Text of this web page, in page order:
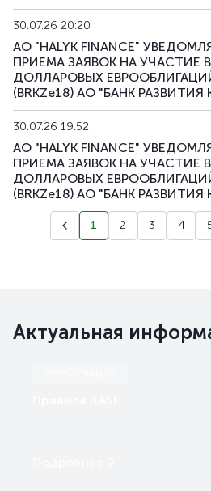
30.07.26 20:20
АО "HALYK FINANCE"
ПРИЕМА ЗАЯВОК НА УЧАСТИЕ
ДОЛЛАРОВЫХ
(BRKZe18) АО "БАНК РАЗВИТИЯ
30.07.26 19:52
АО "HALYK FINANCE"
ПРИЕМА ЗАЯВОК НА УЧАСТИЕ
ДОЛЛАРОВЫХ
(BRKZe18) АО "БАНК РАЗВИТИЯ
1 2 3 4
Актуальная